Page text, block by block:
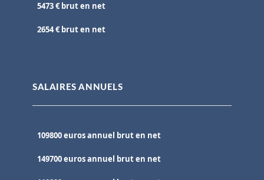
5473 € brut en net
2654 € brut en net
SALAIRES ANNUELS
109800 euros annuel brut en net
149700 euros annuel brut en net